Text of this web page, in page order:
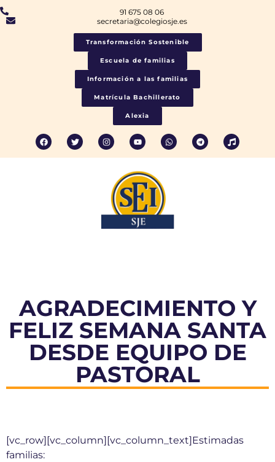
91 675 08 06
secretaria@colegiosje.es
Transformación Sostenible
Escuela de familias
Información a las familias
Matrícula Bachillerato
Alexia
AGRADECIMIENTO Y
FELIZ SEMANA SANTA
DESDE EQUIPO DE
PASTORAL
[vc_row][vc_column][vc_column_text]Estimadas
familias: